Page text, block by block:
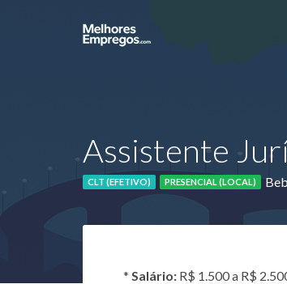
Assistente
CLT (EFETIVO) PRESENCIAL (LOCAL)
* Salário: R$ 1.500 a R$